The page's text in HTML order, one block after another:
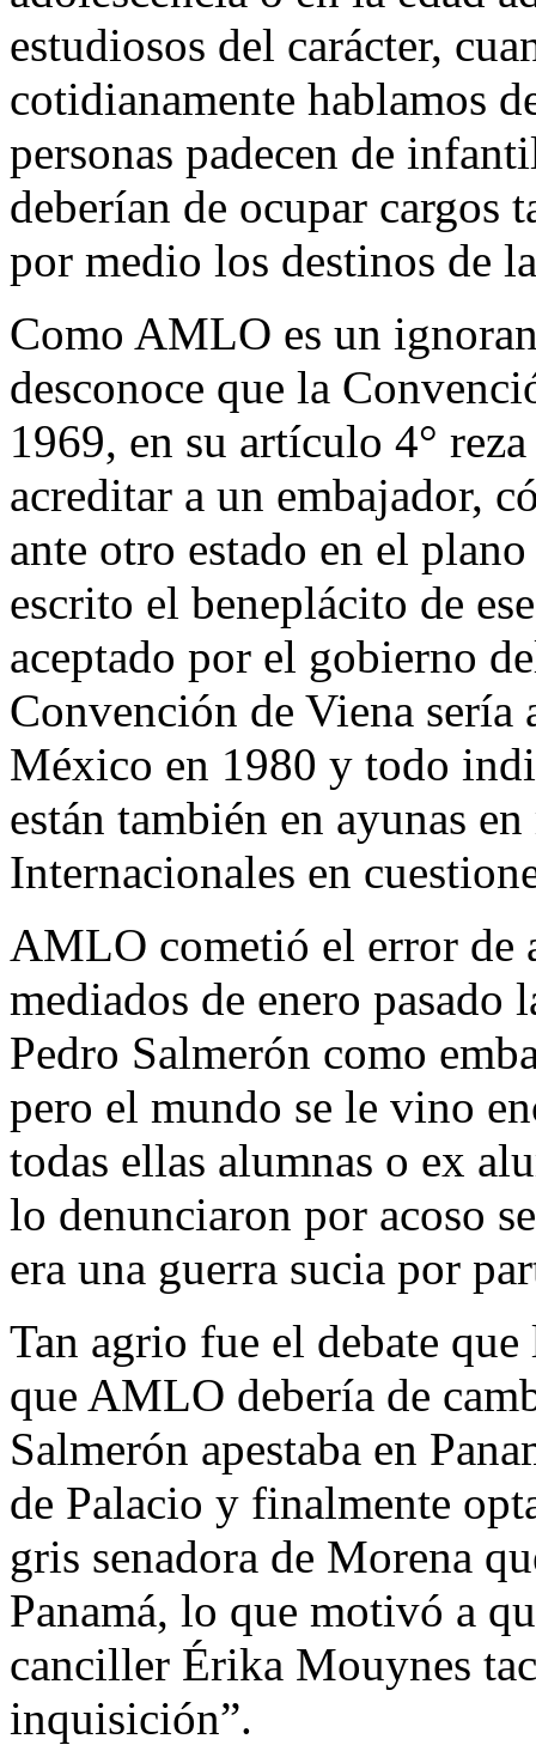
estudiosos del carácter,
cotidianamente hablamos
personas padecen de
deberían de ocupar cargos
por medio los destinos de
Como AMLO es un
desconoce que la
1969, en su artículo 4°
acreditar a un embajador,
ante otro estado en el
escrito el beneplácito de
aceptado por el gobierno
Convención de Viena sería
México en 1980 y todo
están también en ayunas
Internacionales en
AMLO cometió el error de
mediados de enero
Pedro Salmerón como
pero el mundo se le vino
todas ellas alumnas o ex
lo denunciaron por acoso
era una guerra sucia por
Tan agrio fue el debate
que AMLO debería de
Salmerón apestaba en
de Palacio y finalmente
gris senadora de Morena
Panamá, lo que motivó a
canciller Érika Mouynes
inquisición”.